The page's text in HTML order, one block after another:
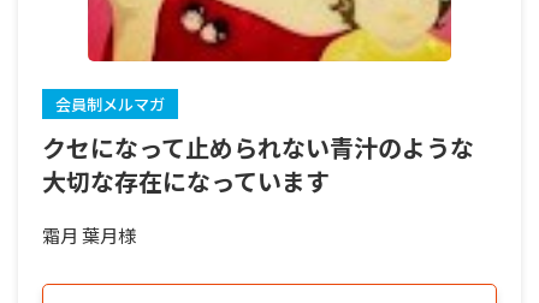
会員制メルマガ
クセになって止められない青汁のような
大切な存在になっています
霜月 葉月様